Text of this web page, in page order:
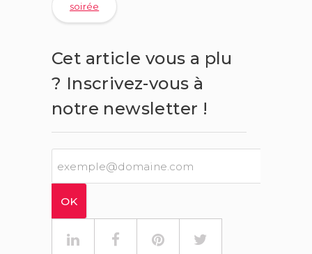
soirée
Cet article vous a plu
? Inscrivez-vous à
notre newsletter !